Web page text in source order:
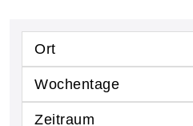
Ort
Wochentage
Zeitraum